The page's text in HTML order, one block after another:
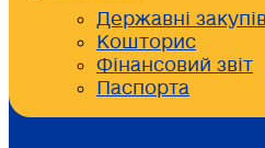
Державні
Кошторис
Фінансовий звіт
Паспорта